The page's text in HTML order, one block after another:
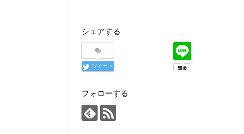
シェアする
ツイート
フォローする